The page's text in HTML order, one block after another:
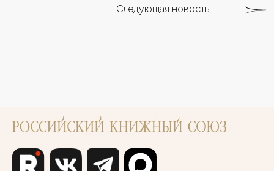
Следующая новость